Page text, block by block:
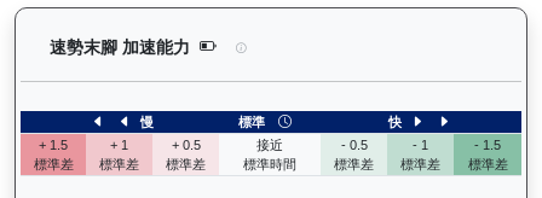
速勢末腳 加速能力 正本巨星（L056）— 速勢末腳加速能
慢 標準
快
+ 1.5
標準差
+ 1
標準差
+ 0.5
標準差
接近
標準時間
- 0.5
標準差
- 1
標準差
- 1.5
標準差